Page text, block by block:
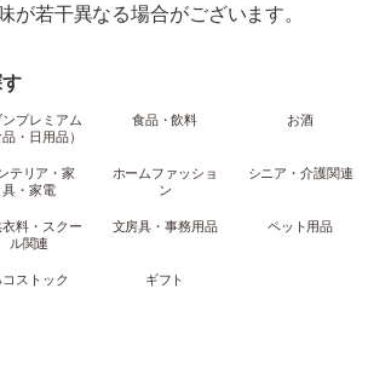
が若干異なる場合がございます。
ンプレミアム
品・日用品）
食品・飲料 お酒
テリア・家
具・家電
ホームファッショ
ン
シニア・介護関連
衣料・スクー
ル関連
文房具・事務用品 ペット用品
ストック ギフト